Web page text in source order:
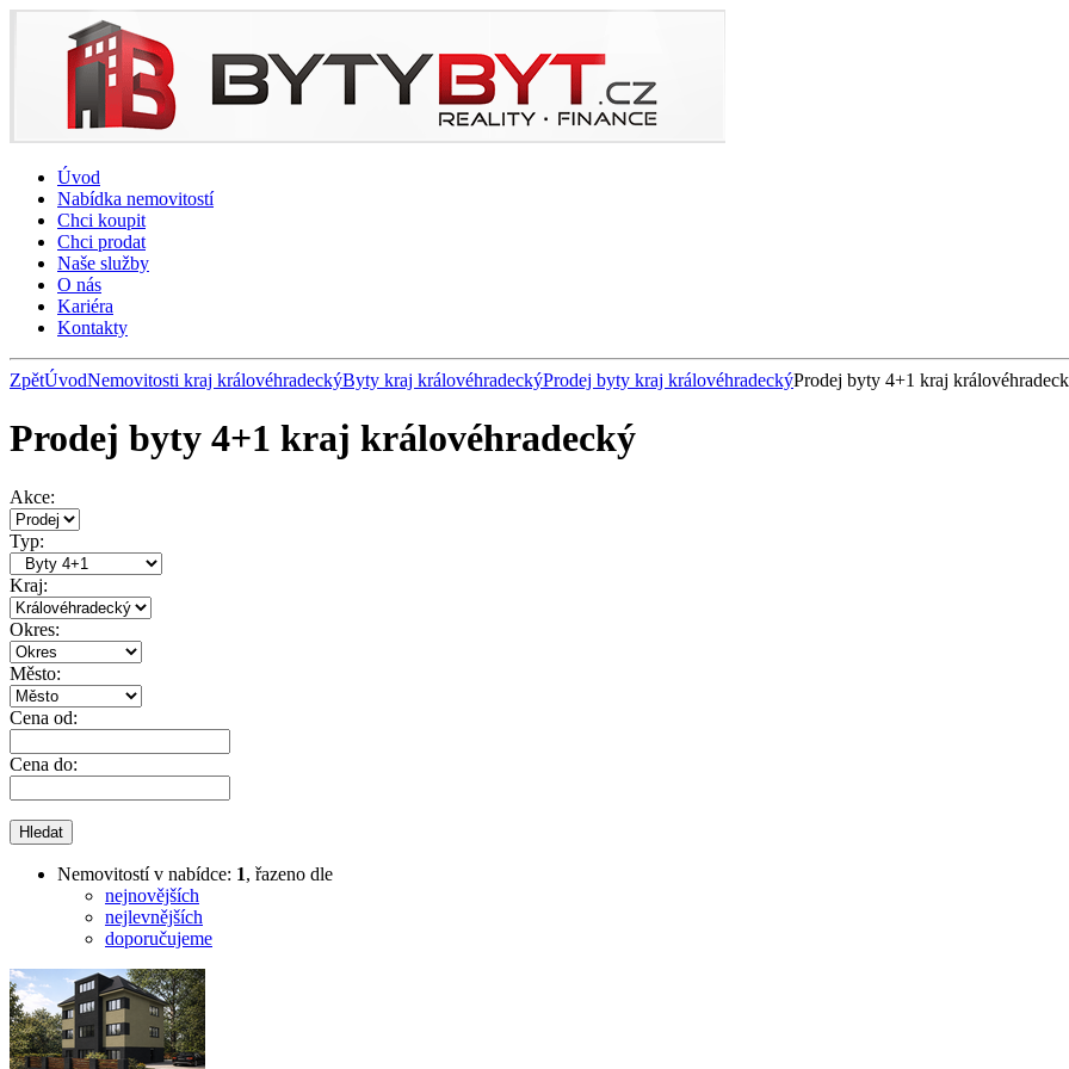
Úvod
Nabídka nemovitostí
Chci koupit
Chci prodat
Naše služby
O nás
Kariéra
Kontakty
ZpětÚvodNemovitosti kraj královéhradeckýByty kraj královéhradeckýProdej byty kraj královéhradeckýProdej byty 4+1 kraj
Prodej byty 4+1 kraj královéhradecký
Akce:
Typ:
Kraj:
Okres:
Město:
Cena od:
Cena do:
Nemovitostí v nabídce: 1, řazeno dle
nejnovějších
nejlevnějších
doporučujeme